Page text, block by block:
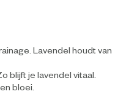
Lavendel houdt van
blijft je lavendel vitaal.
bloei.